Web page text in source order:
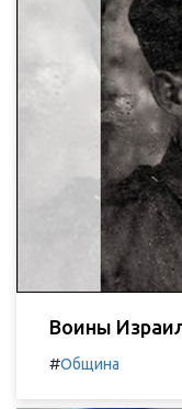
Воины
#Община